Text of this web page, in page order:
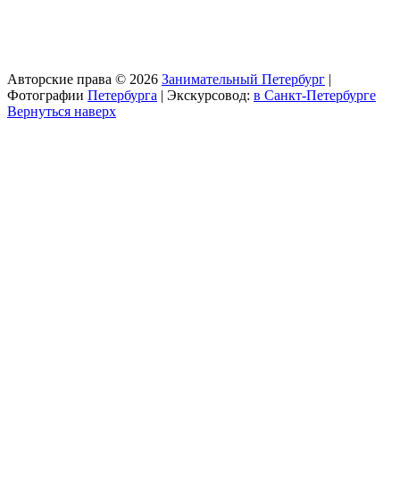
Авторские права © 2026 Занимательный Петербург |
Фотографии Петербурга | Экскурсовод: в Санкт-Петербурге
Вернуться наверх